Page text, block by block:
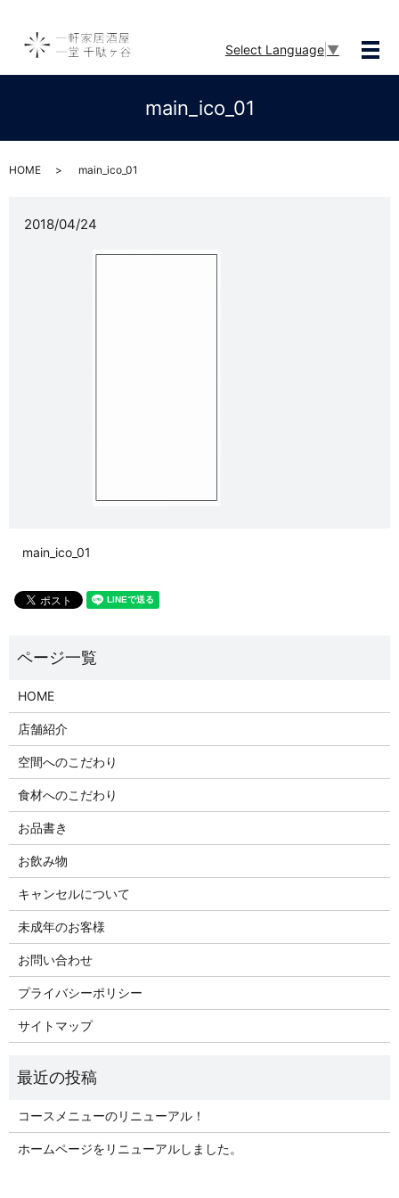
Select Language ▼ メ
main_ico_01
HOME main_ico_01
2018/04/24
main_ico_01
HOME
店舗紹介
空間へのこだわり
食材へのこだわり
お品書き
お飲み物
キャンセルについて
未成年のお客様
お問い合わせ
プライバシーポリシー
サイトマップ
コースメニューのリニューアル！
ホームページをリニューアルしました。